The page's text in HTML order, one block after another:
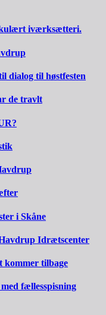
iværksætteri.
dialog til høstfesten
de travlt
i Skåne
Idrætscenter
kommer tilbage
fællesspisning